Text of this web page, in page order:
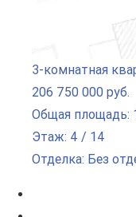
3-комнатная
206 750 000 руб.
Общая площадь:
Этаж: 4 / 14
Отделка: Без